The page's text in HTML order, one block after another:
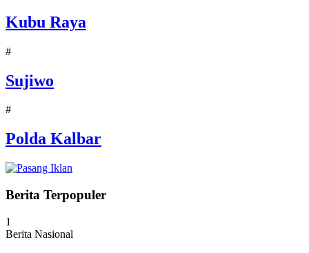
Kubu Raya
#
Sujiwo
#
Polda Kalbar
Berita Terpopuler
1
Berita Nasional